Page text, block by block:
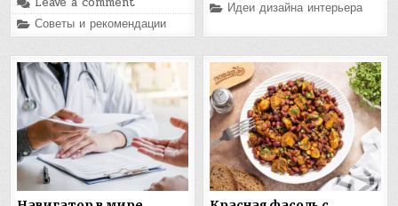
Posted
in
Советы и рекомендации
Posted
in
Идеи дизайна интерьера